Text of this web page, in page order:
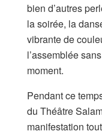
bien d’autres
la soirée, la
vibrante de
l’assemblée
moment.
Pendant ce
du Théâtre
manifestation